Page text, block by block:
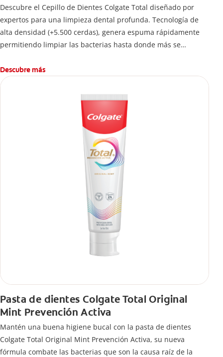
Descubre el Cepillo de Dientes Colgate Total diseñado por
expertos para una limpieza dental profunda. Tecnología de
alta densidad (+5.500 cerdas), genera espuma rápidamente
permitiendo limpiar las bacterias hasta donde más se
Descubre más
Pasta de dientes Colgate Total Original
Mint Prevención Activa
Mantén una buena higiene bucal con la pasta de dientes
Colgate Total Original Mint Prevención Activa, su nueva
fórmula combate las bacterias que son la causa raíz de la